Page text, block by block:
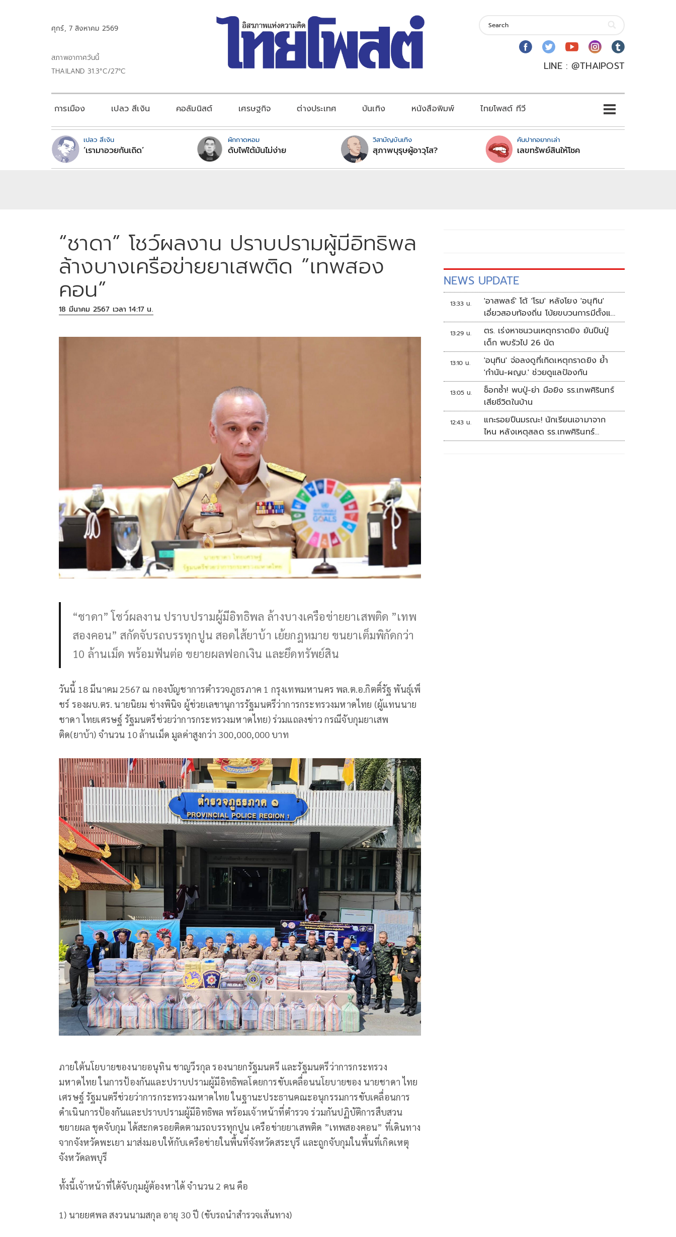
ศุกร์, 7 สิงหาคม 2569
สภาพอากาศวันนี้
THAILAND 31.3°C/27°C
LINE : @THAIPOST
การเมือง เปลว สีเงิน คอลัมนิสต์ เศรษฐกิจ ต่างประเทศ บันเทิง หนังสือพิมพ์ ไทยโพสต์ ทีวี
เปลว สีเงิน
‘เรามาอวยกันเถิด’
ผักกาดหอม
ดับไฟใต้มันไม่ง่าย
วิสามัญบันเทิง
สุภาพบุรุษผู้อาวุโส?
คันปากอยากเล่า
เลขทรัพย์สินให้โชค
“ชาดา” โชว์ผลงาน ปราบปรามผู้มีอิทธิพล
ล้างบางเครือข่ายยาเสพติด ”เทพสอง
คอน”
18 มีนาคม 2567 เวลา 14:17 น.
“ชาดา” โชว์ผลงาน ปราบปรามผู้มีอิทธิพล ล้างบางเครือข่ายยาเสพติด ”เทพ
สองคอน” สกัดจับรถบรรทุกปูน สอดไส้ยาบ้า เย้ยกฎหมาย ขนยาเต็มพิกัดกว่า
10 ล้านเม็ด พร้อมฟันต่อ ขยายผลฟอกเงิน และยึดทรัพย์สิน
วันนี้ 18 มีนาคม 2567 ณ กองบัญชาการตำรวจภูธรภาค 1 กรุงเทพมหานคร พล.ต.อ.กิตติ์รัฐ พันธุ์เพ็
ชร์ รองผบ.ตร. นายนิยม ช่างพินิจ ผู้ช่วยเลขานุการรัฐมนตรีว่าการกระทรวงมหาดไทย (ผู้แทนนาย
ชาดา ไทยเศรษฐ์ รัฐมนตรีช่วยว่าการกระทรวงมหาดไทย) ร่วมแถลงข่าว กรณีจับกุมยาเสพ
ติด(ยาบ้า) จำนวน 10 ล้านเม็ด มูลค่าสูงกว่า 300,000,000 บาท
ภายใต้นโยบายของนายอนุทิน ชาญวีรกุล รองนายกรัฐมนตรี และรัฐมนตรีว่าการกระทรวง
มหาดไทย ในการป้องกันและปราบปรามผู้มีอิทธิพลโดยการขับเคลื่อนนโยบายของ นายชาดา ไทย
เศรษฐ์ รัฐมนตรีช่วยว่าการกระทรวงมหาดไทย ในฐานะประธานคณะอนุกรรมการขับเคลื่อนการ
ดำเนินการป้องกันและปราบปรามผู้มีอิทธิพล พร้อมเจ้าหน้าที่ตำรวจ ร่วมกันปฏิบัติการสืบสวน
ขยายผล ชุดจับกุม ได้สะกดรอยติดตามรถบรรทุกปูน เครือข่ายยาเสพติด ”เทพสองคอน” ที่เดินทาง
จากจังหวัดพะเยา มาส่งมอบให้กับเครือข่ายในพื้นที่จังหวัดสระบุรี และถูกจับกุมในพื้นที่เกิดเหตุ
จังหวัดลพบุรี
ทั้งนี้เจ้าหน้าที่ได้จับกุมผู้ต้องหาได้ จำนวน 2 คน คือ
1) นายยศพล สงวนนามสกุล อายุ 30 ปี (ขับรถนำสำรวจเส้นทาง)
NEWS UPDATE
13:33 น.
'อาสพลธ์' โต้ 'โรม' หลังโยง 'อนุทิน'
เอี่ยวสอบท้องถิ่น โบ้ยขบวนการมีตั้งแต่
ปี 62-64
13:29 น.
ตร. เร่งหาชนวนเหตุกราดยิง ยันปืนปู่
เด็ก พบรัวไป 26 นัด
13:10 น.
'อนุทิน' จ่อลงดูที่เกิดเหตุกราดยิง ย้ำ
'กำนัน-ผญบ.' ช่วยดูแลป้องกัน
13:05 น.
ช็อกซ้ำ! พบปู่-ย่า มือยิง รร.เทพศิรินทร์
เสียชีวิตในบ้าน
12:43 น.
แกะรอยปืนมรณะ! นักเรียนเอามาจาก
ไหน หลังเหตุสลด รร.เทพศิรินทร์
นนทบุรี